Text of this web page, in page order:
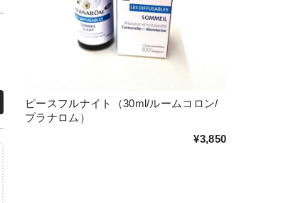
ピースフルナイト（30ml/ルームコロン/
プラナロム）
¥3,850